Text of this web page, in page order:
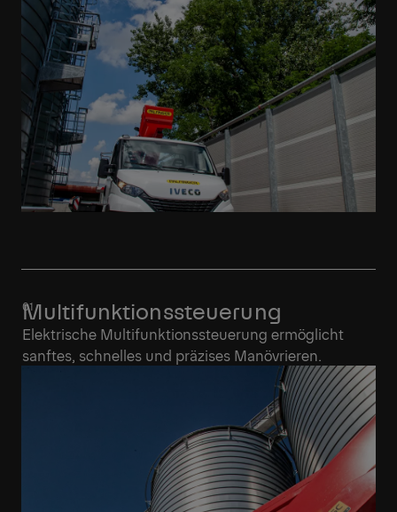
Multifunktionssteuerung
Elektrische Multifunktionssteuerung ermöglicht
sanftes, schnelles und präzises Manövrieren.